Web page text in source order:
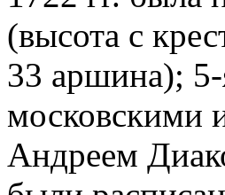
(высота с
33 аршина); 5-
московскими
Андреем